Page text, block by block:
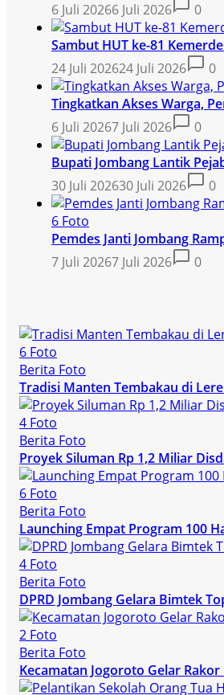
6 Juli 20266 Juli 2026
0
Sambut HUT ke-81
24 Juli 202624 Juli 2026
0
Tingkatkan Akses Warga,
6 Juli 20267 Juli 2026
0
Bupati Jombang Lantik
30 Juli 202630 Juli 2026
0
6 Foto
Pemdes Janti Jombang
7 Juli 20267 Juli 2026 0
6 Foto
Berita Foto
Tradisi Manten Tembakau di
4 Foto
Berita Foto
Proyek Siluman Rp 1,2 Miliar
6 Foto
Berita Foto
Launching Empat Program 100
4 Foto
Berita Foto
DPRD Jombang Gelara Bimtek
2 Foto
Berita Foto
Kecamatan Jogoroto Gelar